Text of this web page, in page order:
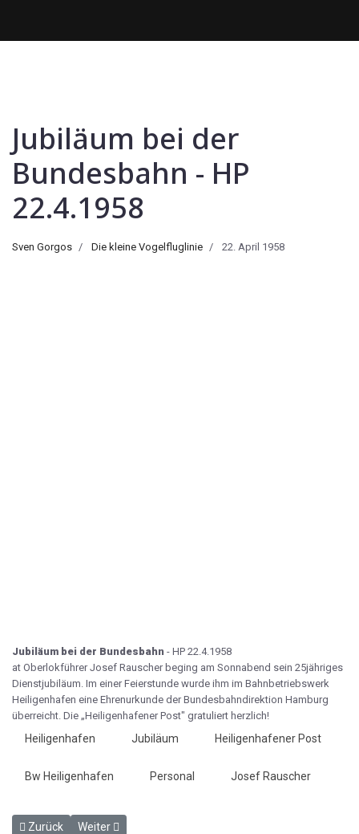
Jubiläum bei der
Bundesbahn - HP
22.4.1958
Sven Gorgos Die kleine Vogelfluglinie 22. April 1958
Jubiläum bei der Bundesbahn - HP 22.4.1958
at Oberlokführer Josef Rauscher beging am Sonnabend sein 25jähriges
Dienst­jubiläum. Im einer Feierstunde wurde ihm im Bahnbetriebswerk
Heiligenhafen eine Ehrenurkunde der Bundesbahndirek­tion Hamburg
überreicht. Die „Heiligenhafener Post" gratuliert herzlich!
Heiligenhafen Jubiläum Heiligenhafener Post
Bw Heiligenhafen Personal Josef Rauscher
Vorheriger Beitrag: Wir reisen jetzt angenehmer - HP 18.4.1958
Zurück Nächster Beitrag: Zur Probe in Großenbrode - HP
Weiter